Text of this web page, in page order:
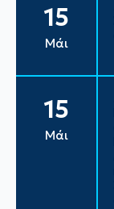
15
Μάι
15
Μάι